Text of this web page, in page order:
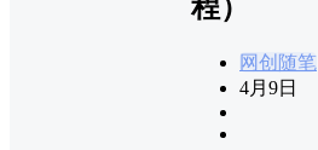
程）
网创随笔
4月9日